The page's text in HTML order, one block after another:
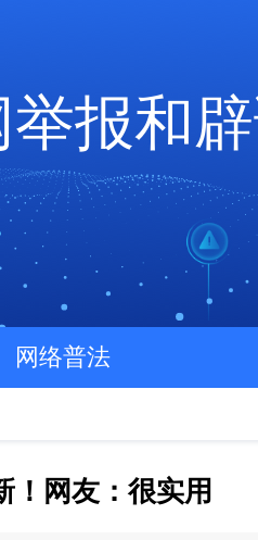
报和
网络普法
！网友：很实用